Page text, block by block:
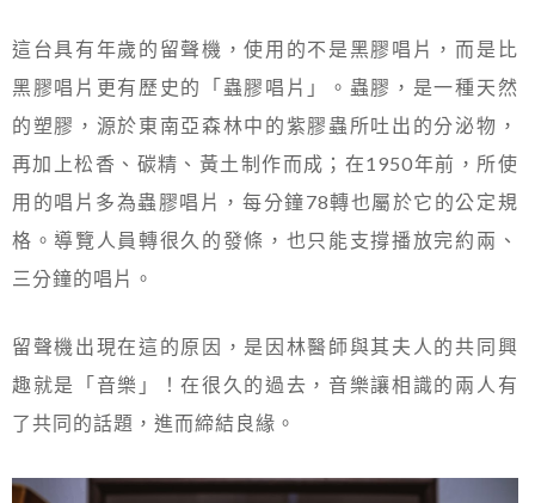
這台具有年歲的留聲機，使用的不是黑膠唱片，而是比
黑膠唱片更有歷史的「蟲膠唱片」。蟲膠，是一種天然
的塑膠，源於東南亞森林中的紫膠蟲所吐出的分泌物，
再加上松香、碳精、黃土制作而成；在1950年前，所使
用的唱片多為蟲膠唱片，每分鐘78轉也屬於它的公定規
格。導覽人員轉很久的發條，也只能支撐播放完約兩、
三分鐘的唱片。
留聲機出現在這的原因，是因林醫師與其夫人的共同興
趣就是「音樂」！在很久的過去，音樂讓相識的兩人有
了共同的話題，進而締結良緣。